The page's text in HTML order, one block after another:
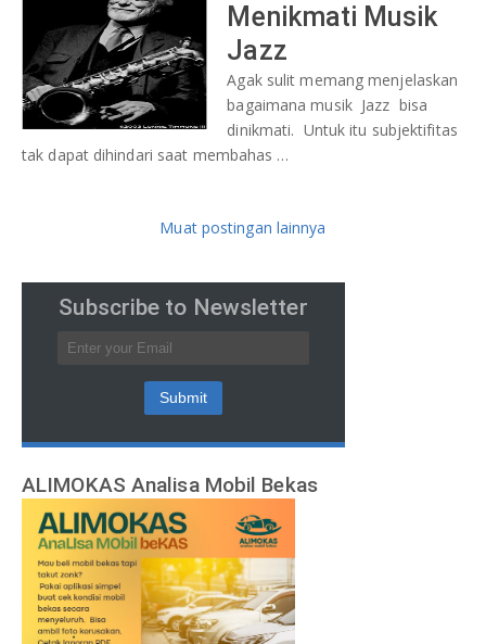
Menikmati Musik
Jazz
Agak sulit memang menjelaskan
bagaimana musik Jazz bisa
dinikmati. Untuk itu subjektifitas
tak dapat dihindari saat membahas …
Muat postingan lainnya
Subscribe to Newsletter
ALIMOKAS Analisa Mobil Bekas